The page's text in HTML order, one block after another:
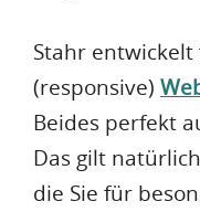
Stahr entwickelt
(responsive)
Beides perfekt
Das gilt
die Sie für